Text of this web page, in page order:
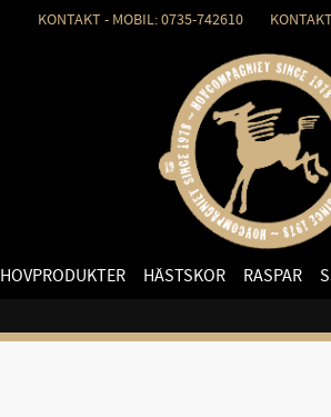
KONTAKT - MOBIL: 0735-742610 KONTAKT
HOVPRODUKTER HÄSTSKOR RASPAR